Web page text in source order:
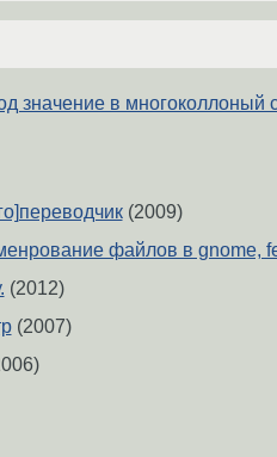
значение в многоколлоный
(2009)
файлов в gnome,
(2012)
(2007)